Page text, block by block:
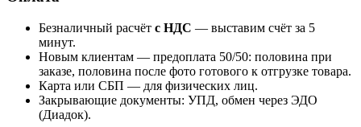
Безналичный расчёт с НДС — выставим счёт за 5
минут.
Новым клиентам — предоплата 50/50: половина при
заказе, половина после фото готового к отгрузке товара.
Карта или СБП — для физических лиц.
Закрывающие документы: УПД, обмен через ЭДО
(Диадок).